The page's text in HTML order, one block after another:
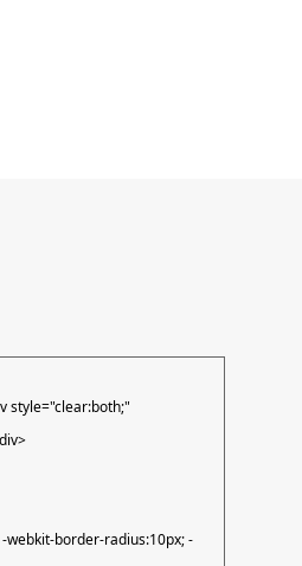
style="clear:both;"
webkit-border-radius:10px; -